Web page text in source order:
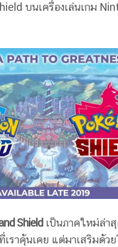
บนเครื่องเล่นเกม
Shield เป็นภาคใหม่ล่า
ราคุ้นเคย แต่มาเสริมด้ว